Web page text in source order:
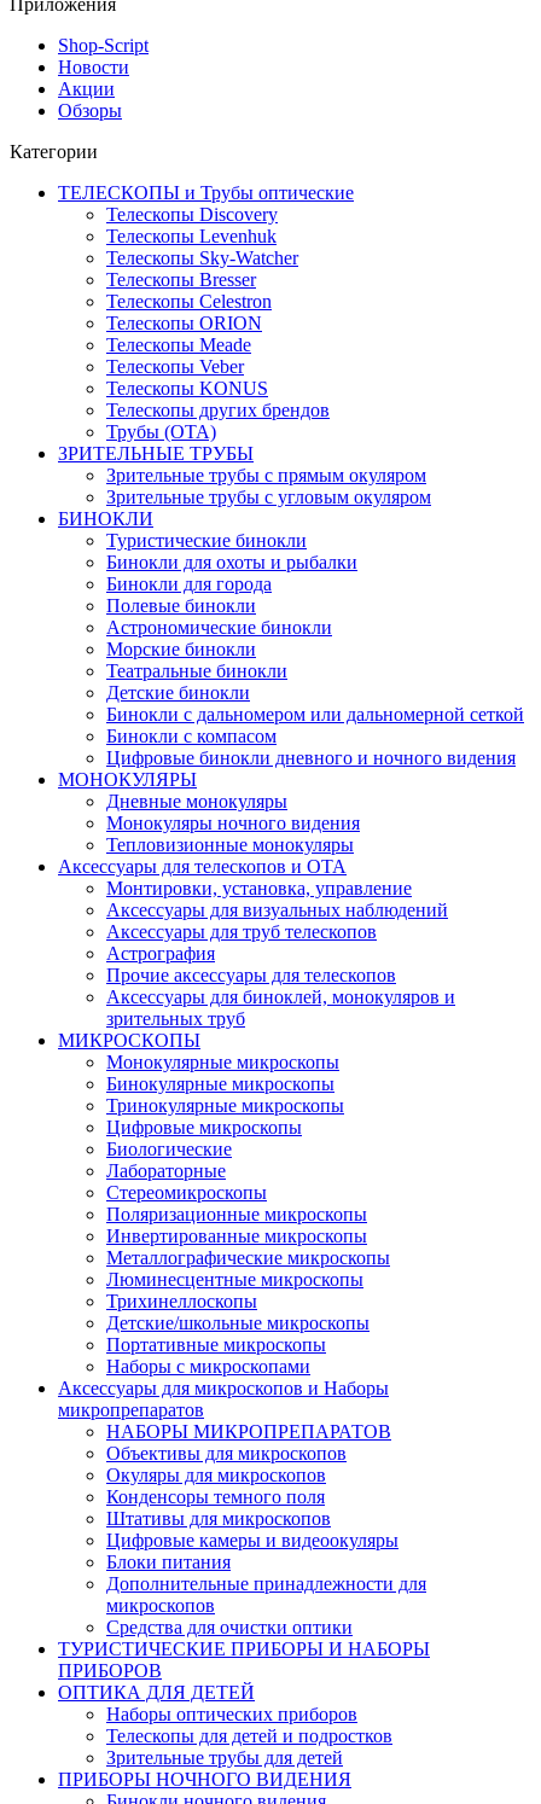
Приложения
Shop-Script
Новости
Акции
Обзоры
Категории
ТЕЛЕСКОПЫ и Трубы оптические
Телескопы Discovery
Телескопы Levenhuk
Телескопы Sky-Watcher
Телескопы Bresser
Телескопы Celestron
Телескопы ORION
Телескопы Meade
Телескопы Veber
Телескопы KONUS
Телескопы других брендов
Трубы (ОТА)
ЗРИТЕЛЬНЫЕ ТРУБЫ
Зрительные трубы с прямым окуляром
Зрительные трубы с угловым окуляром
БИНОКЛИ
Туристические бинокли
Бинокли для охоты и рыбалки
Бинокли для города
Полевые бинокли
Астрономические бинокли
Морские бинокли
Театральные бинокли
Детские бинокли
Бинокли с дальномером или дальномерной сеткой
Бинокли с компасом
Цифровые бинокли дневного и ночного видения
МОНОКУЛЯРЫ
Дневные монокуляры
Монокуляры ночного видения
Тепловизионные монокуляры
Аксессуары для телескопов и ОТА
Монтировки, установка, управление
Аксессуары для визуальных наблюдений
Аксессуары для труб телескопов
Астрография
Прочие аксессуары для телескопов
Аксессуары для биноклей, монокуляров и
зрительных труб
МИКРОСКОПЫ
Монокулярные микроскопы
Бинокулярные микроскопы
Тринокулярные микроскопы
Цифровые микроскопы
Биологические
Лабораторные
Стереомикроскопы
Поляризационные микроскопы
Инвертированные микроскопы
Металлографические микроскопы
Люминесцентные микроскопы
Трихинеллоскопы
Детские/школьные микроскопы
Портативные микроскопы
Наборы с микроскопами
Аксессуары для микроскопов и Наборы
микропрепаратов
НАБОРЫ МИКРОПРЕПАРАТОВ
Объективы для микроскопов
Окуляры для микроскопов
Конденсоры темного поля
Штативы для микроскопов
Цифровые камеры и видеоокуляры
Блоки питания
Дополнительные принадлежности для
микроскопов
Средства для очистки оптики
ТУРИСТИЧЕСКИЕ ПРИБОРЫ И НАБОРЫ
ПРИБОРОВ
ОПТИКА ДЛЯ ДЕТЕЙ
Наборы оптических приборов
Телескопы для детей и подростков
Зрительные трубы для детей
ПРИБОРЫ НОЧНОГО ВИДЕНИЯ